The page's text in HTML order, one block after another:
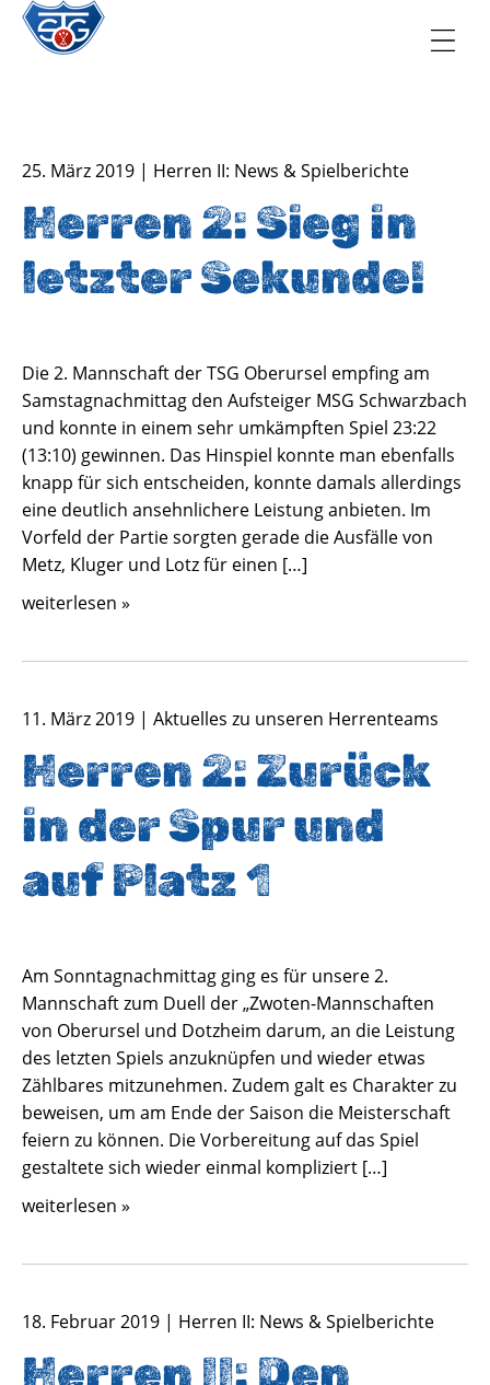
25. März 2019 | Herren II: News & Spielberichte
Herren 2: Sieg in
letzter Sekunde!
Die 2. Mannschaft der TSG Oberursel empfing am
Samstagnachmittag den Aufsteiger MSG Schwarzbach
und konnte in einem sehr umkämpften Spiel 23:22
(13:10) gewinnen. Das Hinspiel konnte man ebenfalls
knapp für sich entscheiden, konnte damals allerdings
eine deutlich ansehnlichere Leistung anbieten. Im
Vorfeld der Partie sorgten gerade die Ausfälle von
Metz, Kluger und Lotz für einen […]
weiterlesen »
11. März 2019 | Aktuelles zu unseren Herrenteams
Herren 2: Zurück
in der Spur und
auf Platz 1
Am Sonntagnachmittag ging es für unsere 2.
Mannschaft zum Duell der „Zwoten-Mannschaften
von Oberursel und Dotzheim darum, an die Leistung
des letzten Spiels anzuknüpfen und wieder etwas
Zählbares mitzunehmen. Zudem galt es Charakter zu
beweisen, um am Ende der Saison die Meisterschaft
feiern zu können. Die Vorbereitung auf das Spiel
gestaltete sich wieder einmal kompliziert […]
weiterlesen »
18. Februar 2019 | Herren II: News & Spielberichte
Herren II: Den